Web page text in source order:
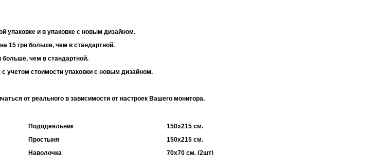
упаковке и в упаковке с новым дизайном.
15 грн больше, чем в стандартной.
больше, чем в стандартной.
учетом стоимости упаковки с новым дизайном.
от реального в зависимости от настроек Вашего монитора.
Пододеяльник
Простыня
Наволочка
150х215 см.
150х215 см.
70х70 см. (2шт)